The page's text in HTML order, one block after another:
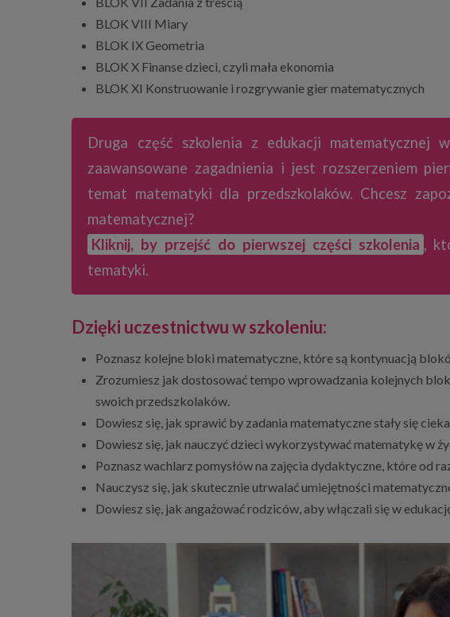
BLOK VIII Miary
BLOK IX Geometria
BLOK X Finanse dzieci, czyli mała ekonomia
BLOK XI Konstruowanie i rozgrywanie gier matematycznych
Druga część szkolenia z edukacji matematycznej
zaawansowane zagadnienia i jest rozszerzeniem
temat matematyki dla przedszkolaków. Chcesz
matematycznej?
Kliknij, by przejść do pierwszej części szkolenia ,
tematyki.
Dzięki uczestnictwu w szkoleniu:
Poznasz kolejne bloki matematyczne, które są kontynuacją
Zrozumiesz jak dostosować tempo wprowadzania kolejnych
swoich przedszkolaków.
Dowiesz się, jak sprawić by zadania matematyczne stały się
Dowiesz się, jak nauczyć dzieci wykorzystywać matematykę w
Poznasz wachlarz pomysłów na zajęcia dydaktyczne, które od
Nauczysz się, jak skutecznie utrwalać umiejętności
Dowiesz się, jak angażować rodziców, aby włączali się w